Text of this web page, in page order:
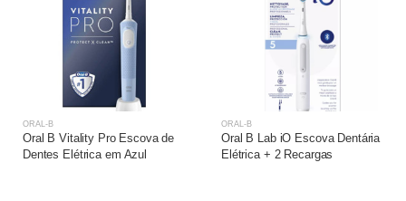
ORAL-B
Oral B Vitality Pro Escova de
Dentes Elétrica em Azul
ORAL-B
Oral B Lab iO Escova Dentária
Elétrica + 2 Recargas